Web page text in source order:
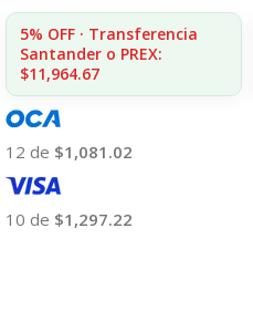
5% OFF · Transferencia
Santander o PREX:
$11,964.67
12 de $1,081.02
10 de $1,297.22